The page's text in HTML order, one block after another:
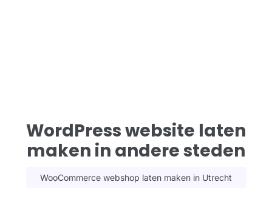
WordPress website laten
maken in andere steden
WooCommerce webshop laten maken in Utrecht